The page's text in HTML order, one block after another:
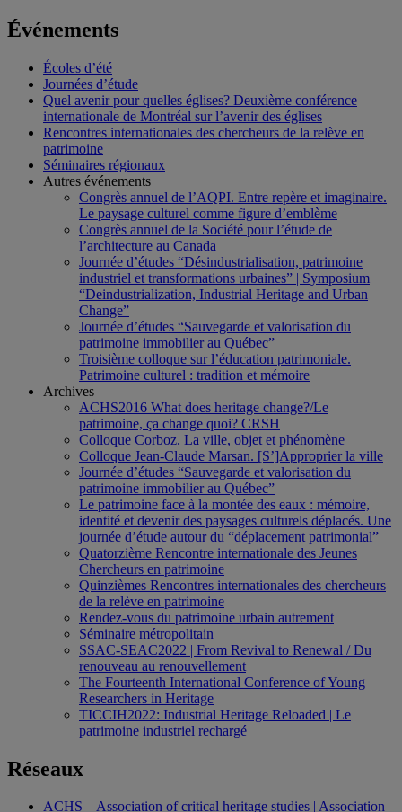
Événements
Écoles d’été
Journées d’étude
Quel avenir pour quelles églises? Deuxième conférence
internationale de Montréal sur l’avenir des églises
Rencontres internationales des chercheurs de la relève en
patrimoine
Séminaires régionaux
Autres événements
Congrès annuel de l’AQPI. Entre repère et imaginaire.
Le paysage culturel comme figure d’emblème
Congrès annuel de la Société pour l’étude de
l’architecture au Canada
Journée d’études “Désindustrialisation, patrimoine
industriel et transformations urbaines” | Symposium
“Deindustrialization, Industrial Heritage and Urban
Change”
Journée d’études “Sauvegarde et valorisation du
patrimoine immobilier au Québec”
Troisième colloque sur l’éducation patrimoniale.
Patrimoine culturel : tradition et mémoire
Archives
ACHS2016 What does heritage change?/Le
patrimoine, ça change quoi? CRSH
Colloque Corboz. La ville, objet et phénomène
Colloque Jean-Claude Marsan. [S’]Approprier la ville
Journée d’études “Sauvegarde et valorisation du
patrimoine immobilier au Québec”
Le patrimoine face à la montée des eaux : mémoire,
identité et devenir des paysages culturels déplacés. Une
journée d’étude autour du “déplacement patrimonial”
Quatorzième Rencontre internationale des Jeunes
Chercheurs en patrimoine
Quinzièmes Rencontres internationales des chercheurs
de la relève en patrimoine
Rendez-vous du patrimoine urbain autrement
Séminaire métropolitain
SSAC-SEAC2022 | From Revival to Renewal / Du
renouveau au renouvellement
The Fourteenth International Conference of Young
Researchers in Heritage
TICCIH2022: Industrial Heritage Reloaded | Le
patrimoine industriel rechargé
Réseaux
ACHS – Association of critical heritage studies | Association